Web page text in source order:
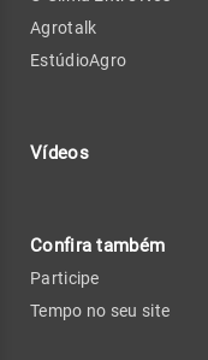
Agrotalk
EstúdioAgro
Vídeos
Confira também
Participe
Tempo no seu site